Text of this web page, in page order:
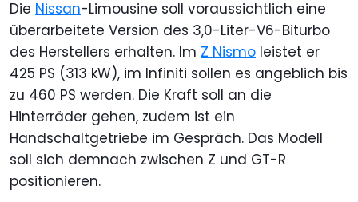
Die Nissan-Limousine soll voraussichtlich eine
überarbeitete Version des 3,0-Liter-V6-Biturbo
des Herstellers erhalten. Im Z Nismo leistet er
425 PS (313 kW), im Infiniti sollen es angeblich bis
zu 460 PS werden. Die Kraft soll an die
Hinterräder gehen, zudem ist ein
Handschaltgetriebe im Gespräch. Das Modell
soll sich demnach zwischen Z und GT-R
positionieren.